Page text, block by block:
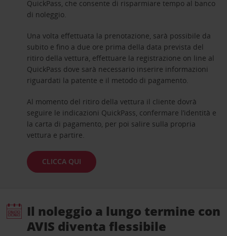
QuickPass, che consente di risparmiare tempo al banco
di noleggio.
Una volta effettuata la prenotazione, sarà possibile da
subito e fino a due ore prima della data prevista del
ritiro della vettura, effettuare la registrazione on line al
QuickPass dove sarà necessario inserire informazioni
riguardati la patente e il metodo di pagamento.
Al momento del ritiro della vettura il cliente dovrà
seguire le indicazioni QuickPass, confermare l’identità e
la carta di pagamento, per poi salire sulla propria
vettura e partire.
CLICCA QUI
Il noleggio a lungo termine con
AVIS diventa flessibile